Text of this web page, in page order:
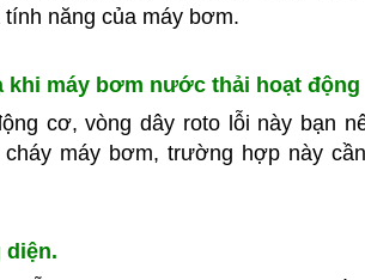
năng của máy bơm.
khi máy bơm nước thải hoạt động
cơ, vòng dây roto lỗi này bạn
máy bơm, trường hợp này
diện.